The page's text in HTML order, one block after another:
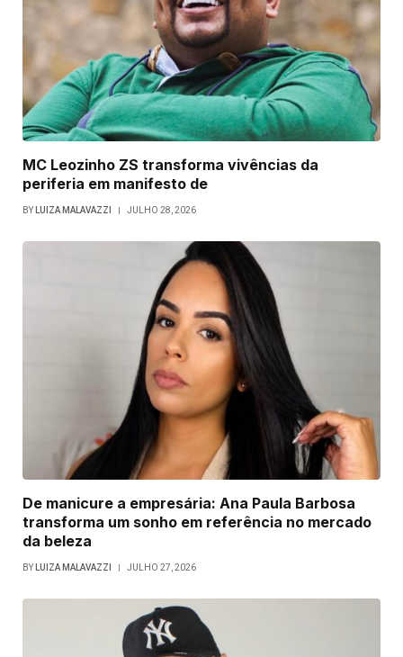
MC Leozinho ZS transforma vivências da
periferia em manifesto de
BY LUIZA MALAVAZZI JULHO 28, 2026
De manicure a empresária: Ana Paula Barbosa
transforma um sonho em referência no mercado
da beleza
BY LUIZA MALAVAZZI JULHO 27, 2026